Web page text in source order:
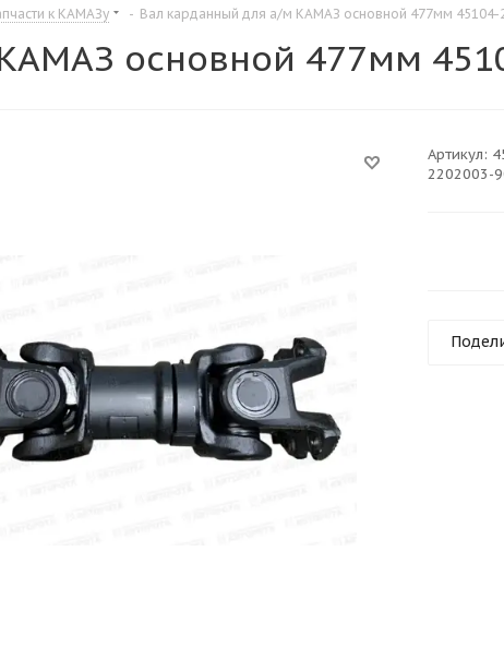
к КАМАЗу - Вал карданный для а/м КАМАЗ основной 477мм 45104-
основной 477мм
Артикул:
2202003-